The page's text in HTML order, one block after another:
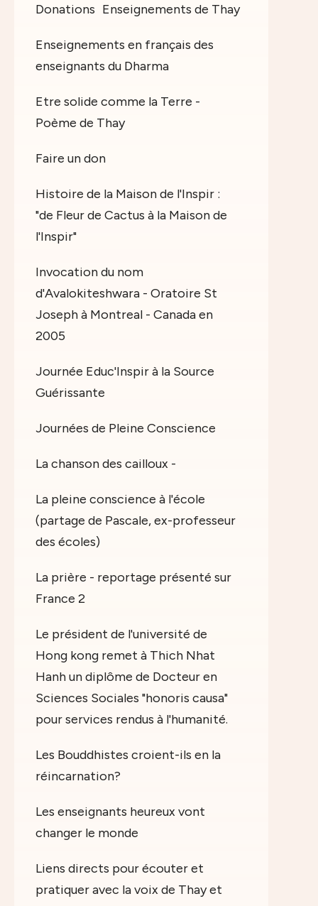
Donations Enseignements de Thay
Enseignements en français des
enseignants du Dharma
Etre solide comme la Terre -
Poème de Thay
Faire un don
Histoire de la Maison de l'Inspir :
"de Fleur de Cactus à la Maison de
l'Inspir"
Invocation du nom
d'Avalokiteshwara - Oratoire St
Joseph à Montreal - Canada en
2005
Journée Educ'Inspir à la Source
Guérissante
Journées de Pleine Conscience
La chanson des cailloux -
La pleine conscience à l'école
(partage de Pascale, ex-professeur
des écoles)
La prière - reportage présenté sur
France 2
Le président de l'université de
Hong kong remet à Thich Nhat
Hanh un diplôme de Docteur en
Sciences Sociales "honoris causa"
pour services rendus à l'humanité.
Les Bouddhistes croient-ils en la
réincarnation?
Les enseignants heureux vont
changer le monde
Liens directs pour écouter et
pratiquer avec la voix de Thay et